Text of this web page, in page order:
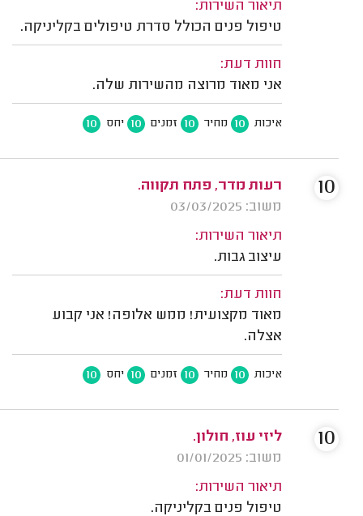
תיאור השירות:
טיפול פנים הכולל סדרת טיפולים בקליניקה.
חוות דעת:
אני מאוד מרוצה מהשירות שלה.
איכות 10 מחיר 10 זמנים 10 יחס 10
רעות מדר, פתח תקווה.
משוב: 03/03/2025
תיאור השירות:
עיצוב גבות.
חוות דעת:
מאוד מקצועית! ממש אלופה! אני קבוע
אצלה.
איכות 10 מחיר 10 זמנים 10 יחס 10
10
ליזי עוז, חולון.
משוב: 01/01/2025
תיאור השירות:
טיפול פנים בקליניקה.
10